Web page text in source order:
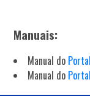
Manuais:
Manual do
Manual do